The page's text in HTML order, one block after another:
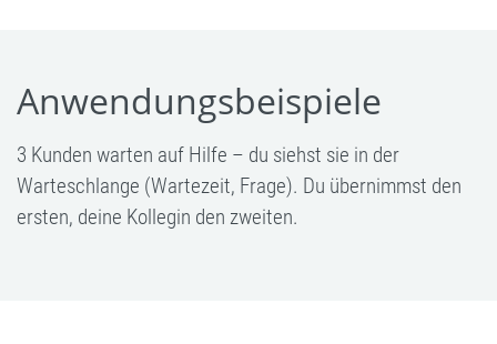
Anwendungsbeispiele
3 Kunden warten auf Hilfe – du siehst sie in der
Warteschlange (Wartezeit, Frage). Du übernimmst den
ersten, deine Kollegin den zweiten.